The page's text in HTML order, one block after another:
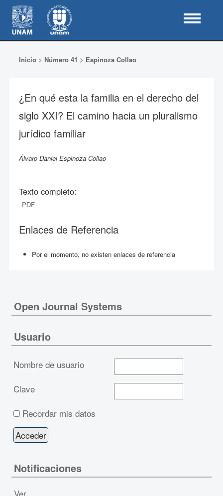
Inicio> Número 41 > Espinoza Collao
¿En qué esta la familia en el derecho del
siglo XXI? El camino hacia un pluralismo
jurídico familiar
Álvaro Daniel Espinoza Collao
Texto completo:
PDF
Enlaces de Referencia
Por el momento, no existen enlaces de referencia
Open Journal Systems
Usuario
Nombre de usuario
Clave
Recordar mis datos
Notificaciones
Ver